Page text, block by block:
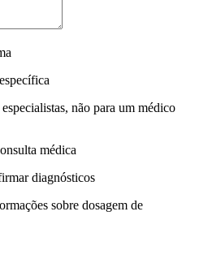
não para um médico
médica
diagnósticos
sobre dosagem de